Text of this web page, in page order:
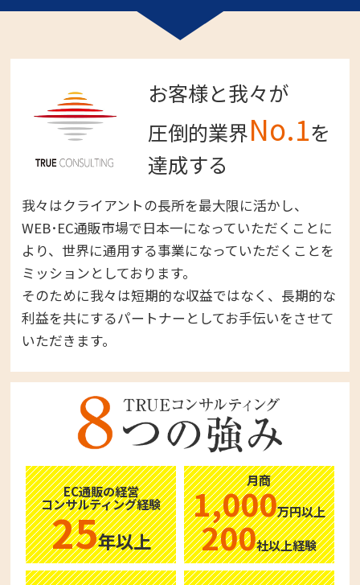
お客様と我々が
圧倒的業界No.1を
達成する
我々はクライアントの長所を最大限に活かし、
WEB･EC通販市場で日本一になっていただくことに
より、世界に通用する事業になっていただくことを
ミッションとしております。
そのために我々は短期的な収益ではなく、長期的な
利益を共にするパートナーとしてお手伝いをさせて
いただきます。
EC通販の経営
コンサルティング経験
25年以上
月商
1,000万円以上
200社以上経験